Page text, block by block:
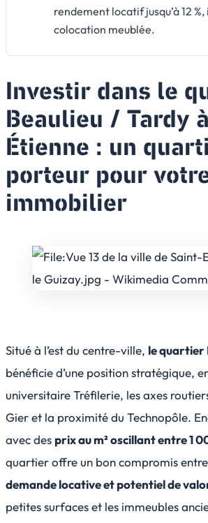
rendement locatif jusqu’à 12
colocation meublée.
Investir dans le
Beaulieu / Tardy
Étienne : un
porteur pour
immobilier
Situé à l’est du centre-ville, le quartier
bénéficie d’une position stratégique,
universitaire Tréfilerie, les axes
Gier et la proximité du Technopôle.
avec des prix au m² oscillant entre 1
quartier offre un bon compromis entre
demande locative et potentiel de
petites surfaces et les immeubles